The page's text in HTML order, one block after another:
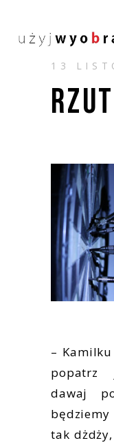
13
–
popatrz
dawaj
tak